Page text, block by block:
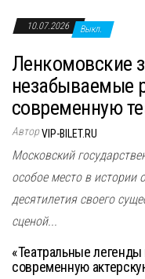
10.07.2026 Выкл.
Ленкомовские
незабываемые
современную
АвторVIP-BILET.RU
Московский
особое место в истории
десятилетия своего
сценой...
«Театральные легенды
современную